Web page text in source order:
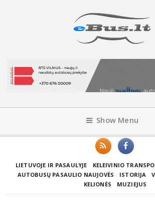
Show Menu
LIETUVOJE IR PASAULYJE
KELEIVINIO
AUTOBUSŲ PASAULIO NAUJOVĖS
ISTORIJA
KELIONĖS
MUZIEJUS